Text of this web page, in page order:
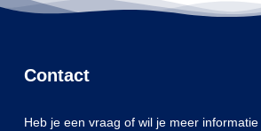
Contact
Heb je een vraag of wil je meer